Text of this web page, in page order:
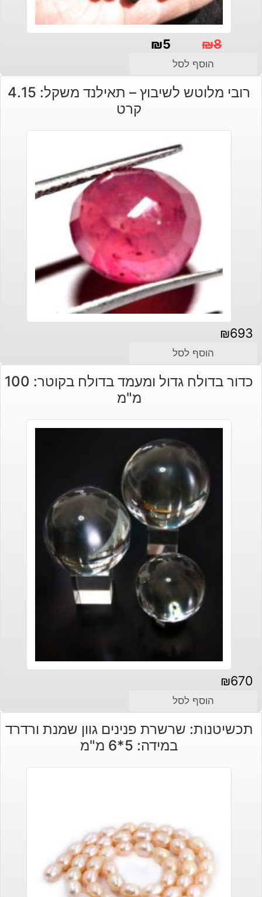
₪8
המקורי
היה:
₪5
הנוכחי
הוא:
הוסף לסל
רובי מלוטש לשיבוץ – תאילנד משקל: 4.15
קרט
₪693
הוסף לסל
כדור בדולח גדול ומעמד בדולח בקוטר: 100
מ"מ
₪670
הוסף לסל
תכשיטנות: שרשרת פנינים גוון שמנת ורדרד
במידה: 5*6 מ"מ